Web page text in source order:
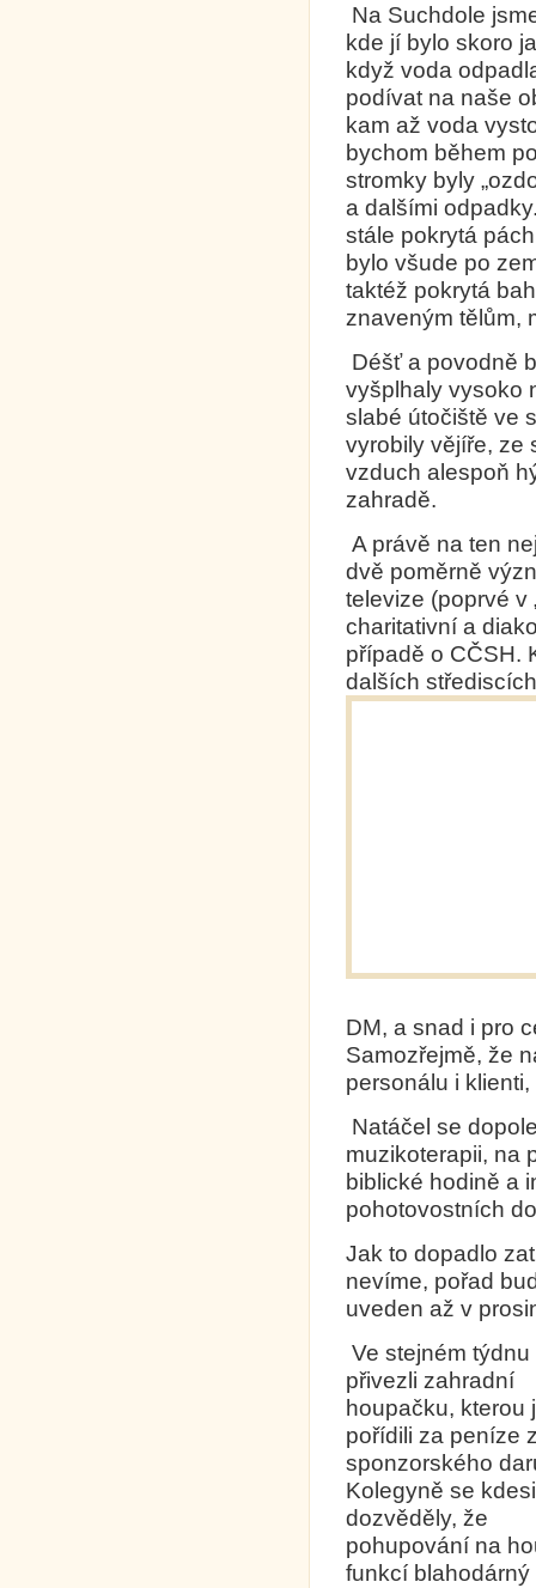
Na Suchdole
kde jí bylo skoro
když voda
podívat na naše
kam až voda
bychom během
stromky byly
a dalšími
stále pokrytá
bylo všude po
taktéž pokrytá
znaveným tělům,
Déšť a povodně
vyšplhaly vysoko
slabé útočiště ve
vyrobily vějíře, ze
vzduch alespoň
zahradě.
A právě na ten
dvě poměrně
televize (poprvé v
charitativní a
případě o CČSH.
dalších
DM, a snad i pro
Samozřejmě, že
personálu i
Natáčel se
muzikoterapii, na
biblické hodině a
pohotovostních
Jak to dopadlo
nevíme, pořad
uveden až v
Ve stejném týdnu
přivezli zahradní
houpačku, kterou
pořídili za peníze
sponzorského
Kolegyně se kdesi
dozvěděly, že
pohupování na
funkcí